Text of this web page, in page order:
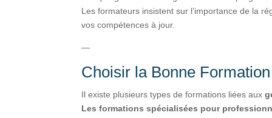
Les formateurs insistent sur l’importance de la
vos compétences à jour.
—
Choisir la Bonne
Il existe plusieurs types de formations liées aux
Les formations spécialisées pour